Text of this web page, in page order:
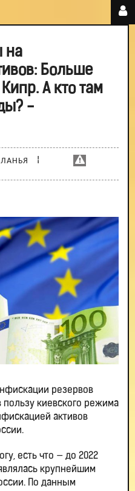
на
Больше
А кто там
-
¦
резервов
киевского режима
активов
есть что — до 2022
крупнейшим
По данным